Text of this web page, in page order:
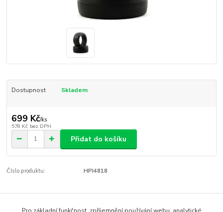
Dostupnost Skladem
699 Kč/ks
578 Kč bez DPH
Přidat do košíku
Číslo produktu: HPI4818
Zboží zařazeno v kategoriích